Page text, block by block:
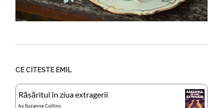
CE CITESTE EMIL
Răsăritul în ziua extragerii
bySuzanne Collins